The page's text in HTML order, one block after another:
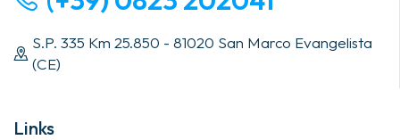
S.P. 335 Km 25.850 - 81020 San Marco Evangelista
(CE)
Links